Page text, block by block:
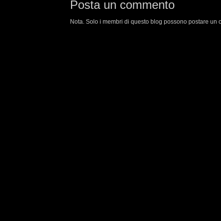
Posta un commento
Nota. Solo i membri di questo blog possono postare un